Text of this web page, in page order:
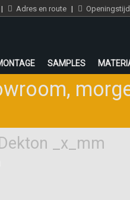
| Adres en route |
SAMPLES
,
_x_mm